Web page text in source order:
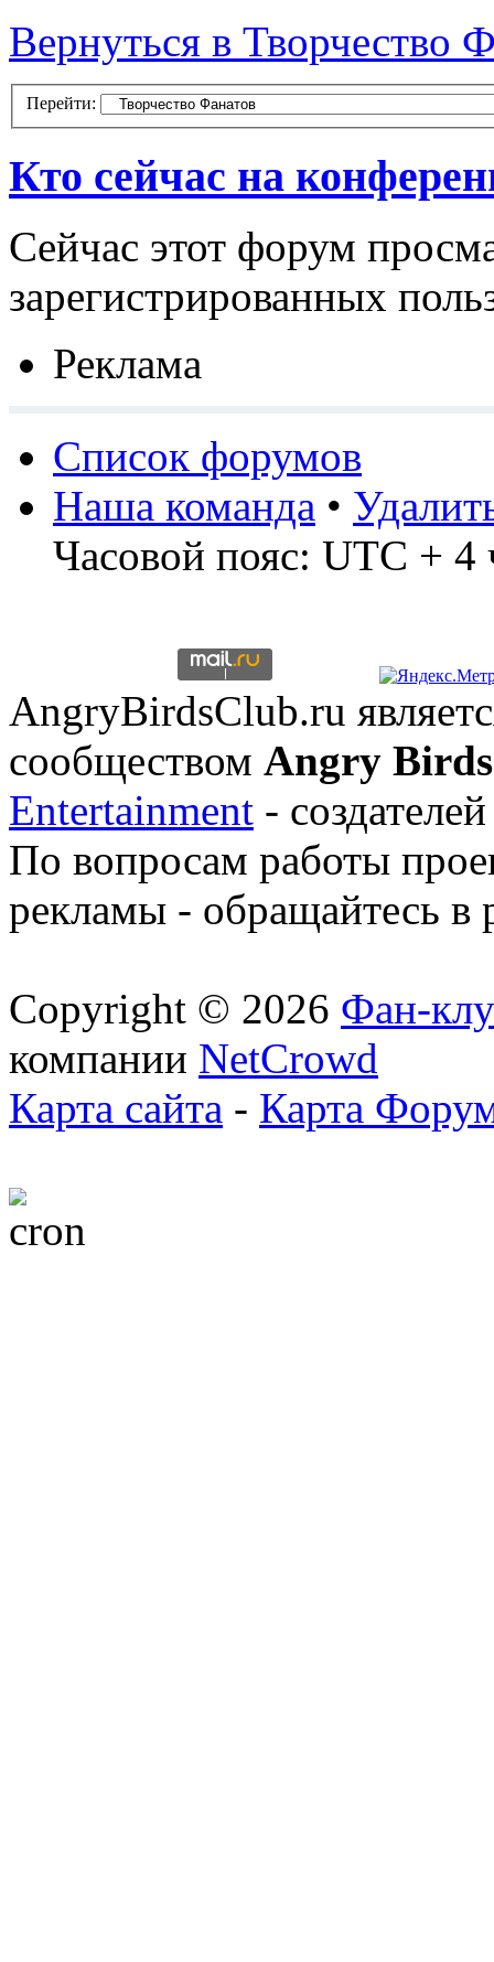
Вернуться в Творчество
Перейти:
Кто сейчас на
Сейчас этот форум
зарегистрированных
Реклама
Список форумов
Наша команда •
Часовой пояс: UTC + 4
AngryBirdsClub.ru
сообществом Angry Birds
Entertainment -
По вопросам работы
рекламы - обращайтесь в
Copyright © 2026 Фан-
компании NetCrowd
Карта сайта - Карта